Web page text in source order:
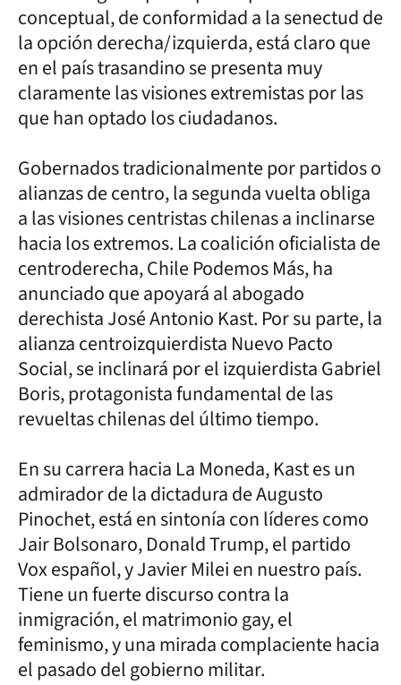
conceptual, de conformidad a la senectud de
la opción derecha/izquierda, está claro que
en el país trasandino se presenta muy
claramente las visiones extremistas por las
que han optado los ciudadanos.
Gobernados tradicionalmente por partidos o
alianzas de centro, la segunda vuelta obliga
a las visiones centristas chilenas a inclinarse
hacia los extremos. La coalición oficialista de
centroderecha, Chile Podemos Más, ha
anunciado que apoyará al abogado
derechista José Antonio Kast. Por su parte, la
alianza centroizquierdista Nuevo Pacto
Social, se inclinará por el izquierdista Gabriel
Boris, protagonista fundamental de las
revueltas chilenas del último tiempo.
En su carrera hacia La Moneda, Kast es un
admirador de la dictadura de Augusto
Pinochet, está en sintonía con líderes como
Jair Bolsonaro, Donald Trump, el partido
Vox español, y Javier Milei en nuestro país.
Tiene un fuerte discurso contra la
inmigración, el matrimonio gay, el
feminismo, y una mirada complaciente hacia
el pasado del gobierno militar.